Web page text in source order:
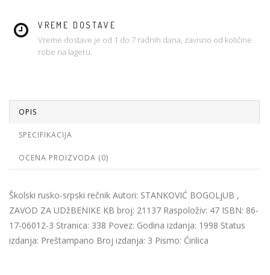
VREME DOSTAVE
Vreme dostave je od 1 do 7 radnih dana, zavisno od količine
robe na lageru.
OPIS
SPECIFIKACIJA
OCENA PROIZVODA (0)
Školski rusko-srpski rečnik Autori: STANKOVIĆ BOGOLjUB ,
ZAVOD ZA UDžBENIKE KB broj: 21137 Raspoloživ: 47 ISBN: 86-
17-06012-3 Stranica: 338 Povez: Godina izdanja: 1998 Status
izdanja: Preštampano Broj izdanja: 3 Pismo: Ćirilica